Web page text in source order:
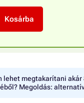
Kosárba
lehet megtakarítani
Megoldás: